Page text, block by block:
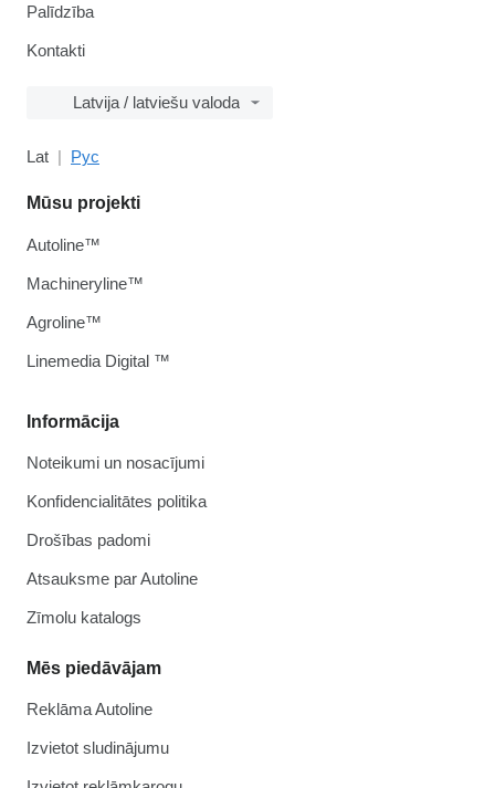
Palīdzība
Kontakti
Latvija / latviešu valoda
Lat Рус
Informācija
Noteikumi un nosacījumi
Konfidencialitātes politika
Drošības padomi
Atsauksme par Autoline
Zīmolu katalogs
Mēs piedāvājam
Reklāma Autoline
Izvietot sludinājumu
Mūsu projekti
Autoline™
Machineryline™
Agroline™
Linemedia Digital ™